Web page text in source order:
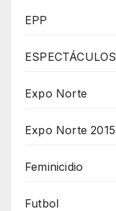
EPP
ESPECTÁCULOS
Expo Norte
Expo Norte 2015
Feminicidio
Futbol